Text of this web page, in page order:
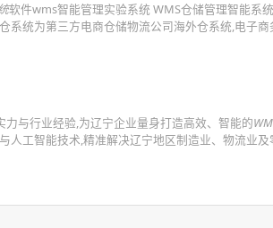
软件wms智能管理实验系统 WMS仓储管理智能系
系统为第三方电商仓储物流公司海外仓系统,电子
与行业经验,为辽宁企业量身打造高效、智能的
人工智能技术,精准解决辽宁地区制造业、物流业